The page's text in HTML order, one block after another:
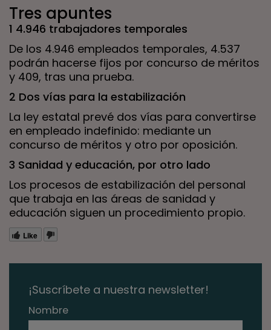
Tres apuntes
1 4.946 trabajadores temporales
De los 4.946 empleados temporales, 4.537
podrán hacerse fijos por concurso de méritos
y 409, tras una prueba.
2 Dos vías para la estabilización
La ley estatal prevé dos vías para convertirse
en empleado indefinido: mediante un
concurso de méritos y otro por oposición.
3 Sanidad y educación, por otro lado
Los procesos de estabilización del personal
que trabaja en las áreas de sanidad y
educación siguen un procedimiento propio.
Like
¡Suscríbete a nuestra newsletter!
Nombre